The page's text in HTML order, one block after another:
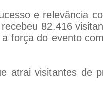
e relevância
82.416
força do evento
atrai visitantes de